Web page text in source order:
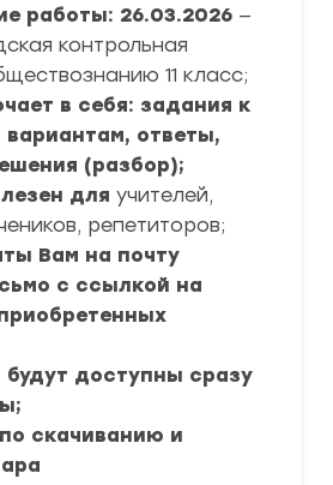
работы: 26.03.2026 —
контрольная
11 класс;
в себя: задания к
ответы,
(разбор);
для учителей,
репетиторов;
Вам на почту
с ссылкой на
будут доступны сразу
скачиванию и